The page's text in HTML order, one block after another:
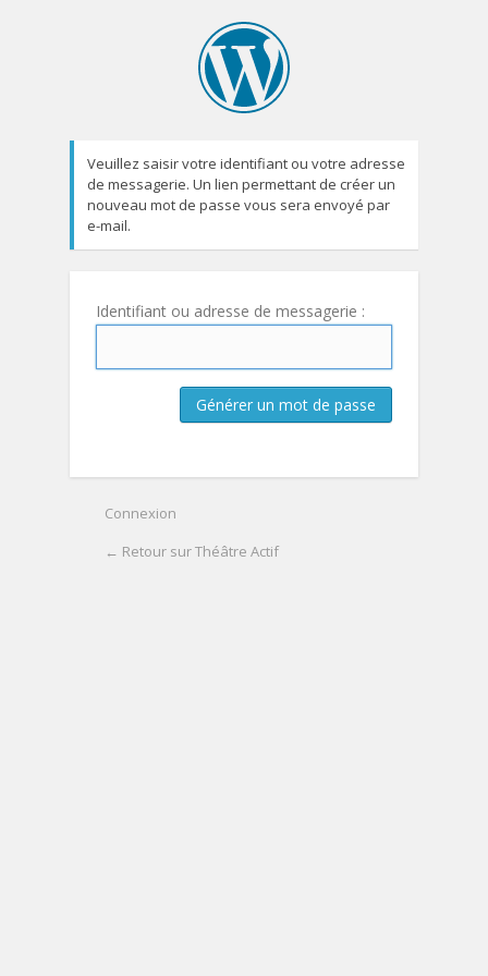
Veuillez saisir votre identifiant ou votre adresse
de messagerie. Un lien permettant de créer un
nouveau mot de passe vous sera envoyé par
e-mail.
Identifiant ou adresse de messagerie :
Connexion
← Retour sur Théâtre Actif